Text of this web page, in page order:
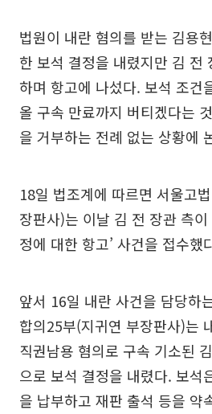
법원이 내란 혐의를 받는 김용
한 보석 결정을 내렸지만 김 전
하며 항고에 나섰다. 보석 조건
올 구속 만료까지 버티겠다는
을 거부하는 전례 없는 상황에
18일 법조계에 따르면 서울고
장판사)는 이날 김 전 장관 측이
정에 대한 항고’ 사건을 접수했
앞서 16일 내란 사건을 담당하
합의25부(지귀연 부장판사)는
직권남용 혐의로 구속 기소된
으로 보석 결정을 내렸다. 보석
을 납부하고 재판 출석 등을 약